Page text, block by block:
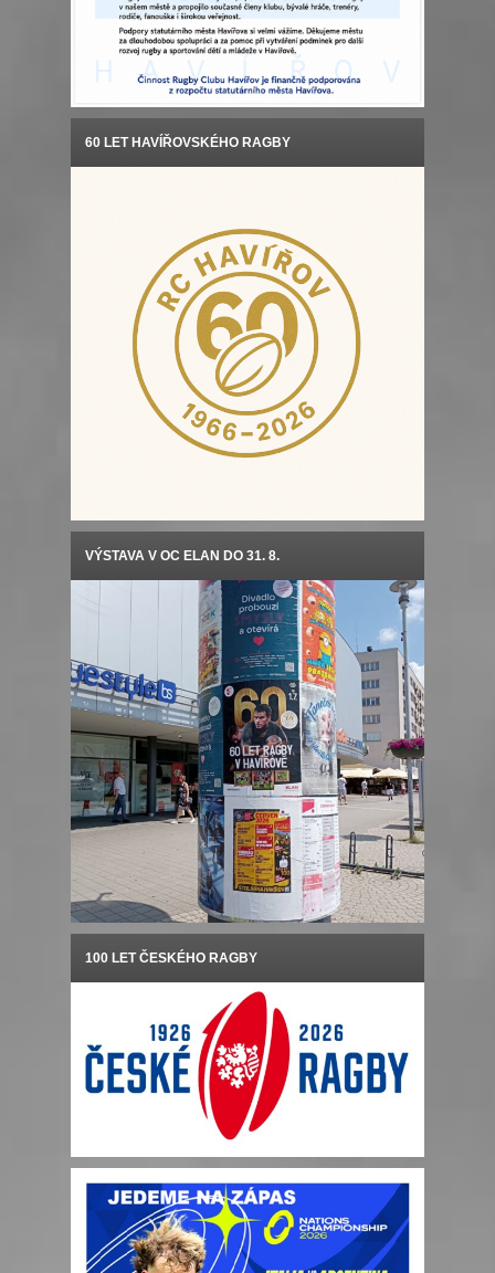
60 LET HAVÍŘOVSKÉHO RAGBY
VÝSTAVA V OC ELAN DO 31. 8.
100 LET ČESKÉHO RAGBY